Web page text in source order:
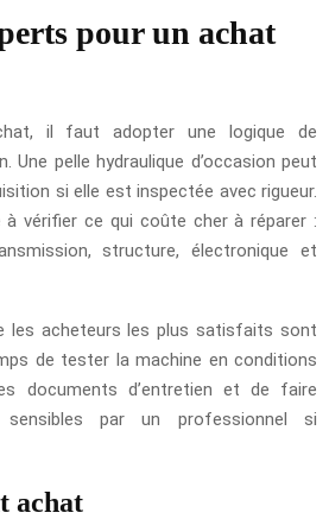
pour un achat
il faut adopter une logique de
Une pelle hydraulique d’occasion peut
si elle est inspectée avec rigueur.
vérifier ce qui coûte cher à réparer :
structure, électronique et
les acheteurs les plus satisfaits sont
de tester la machine en conditions
documents d’entretien et de faire
par un professionnel si
achat